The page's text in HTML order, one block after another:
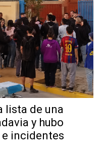
lista de una
y hubo
e incidentes